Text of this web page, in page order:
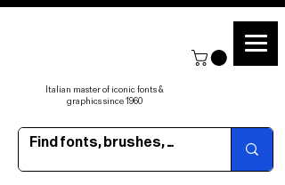
Italian master of iconic fonts &
graphics since 1960